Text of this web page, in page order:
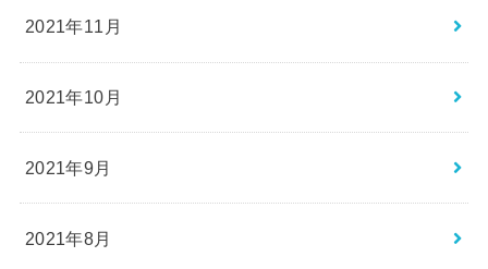
2021年11月
2021年10月
2021年9月
2021年8月